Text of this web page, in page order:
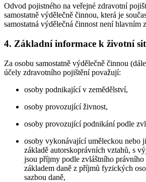
Odvod pojistného na veřejné zdravotní
samostatně výdělečně činnou, která je
samostatná výdělečná činnost není hlavním
4. Základní informace k životní
Za osobu samostatně výdělečně činnou
účely zdravotního pojištění považují:
osoby podnikající v zemědělství,
osoby provozující živnost,
osoby provozující podnikání podle
osoby vykonávající uměleckou nebo
základě autorskoprávních vztahů, s
jsou příjmy podle zvláštního právního
základem daně z příjmů fyzických
sazbou daně,